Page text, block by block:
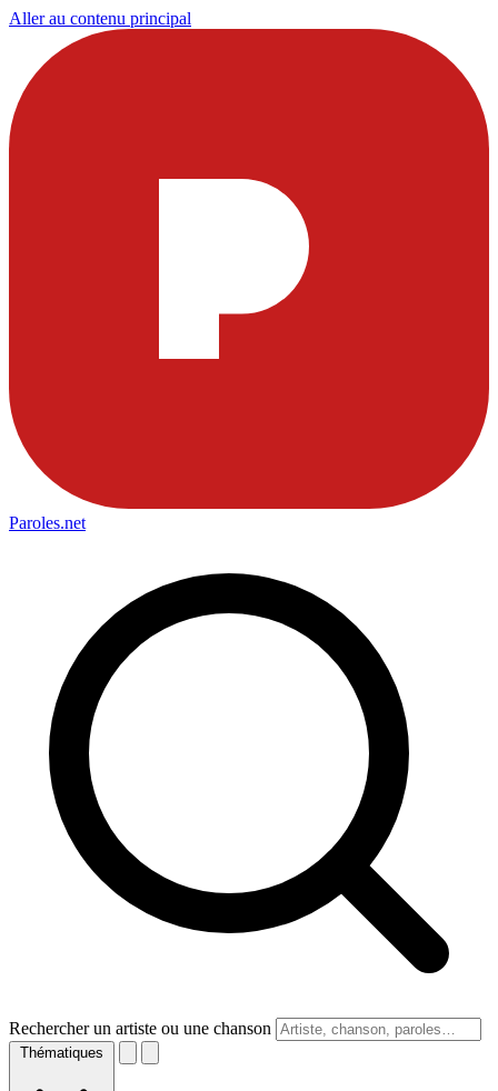
Aller au contenu principal
Paroles.net
Rechercher un artiste ou une chanson
Thématiques